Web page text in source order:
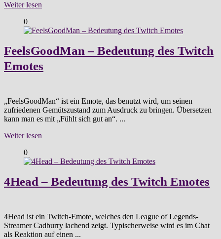
Weiter lesen
0
FeelsGoodMan – Bedeutung des Twitch
Emotes
„FeelsGoodMan“ ist ein Emote, das benutzt wird, um seinen
zufriedenen Gemütszustand zum Ausdruck zu bringen. Übersetzen
kann man es mit „Fühlt sich gut an“. ...
Weiter lesen
0
4Head – Bedeutung des Twitch Emotes
4Head ist ein Twitch-Emote, welches den League of Legends-
Streamer Cadburry lachend zeigt. Typischerweise wird es im Chat
als Reaktion auf einen ...